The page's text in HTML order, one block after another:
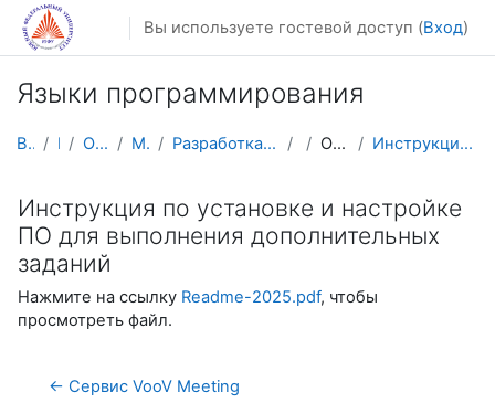
Перейти к основному содержанию
Вы используете гостевой доступ (Вход)
Языки программирования
В начало Курсы Осенний семестр Магистратура Разработка мобильных приложений и компьютерных игр ЯП Общая информация Инструкция по установке и настройке ПО для выполне...
Инструкция по установке и настройке
ПО для выполнения дополнительных
заданий
Нажмите на ссылку Readme-2025.pdf, чтобы
просмотреть файл.
← Сервис VooV Meeting